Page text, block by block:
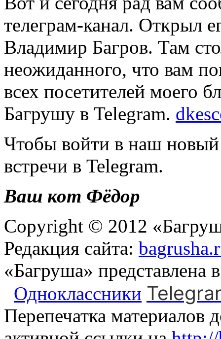
телеграм-канал. Открыл
Владимир Багров. Там
неожиданного, что вам
всех посетителей моего
Багрушу в Telegram.
Чтобы войти в наш
встречи в Telegram.
Ваш кот Фёдор
Copyright © 2012
Редакция сайта:
«Багруша» представлена
Одноклассники
Перепечатка материалов